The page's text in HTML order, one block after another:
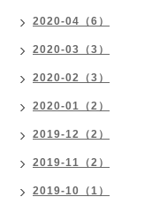
2020-04（6）
2020-03（3）
2020-02（3）
2020-01（2）
2019-12（2）
2019-11（2）
2019-10（1）